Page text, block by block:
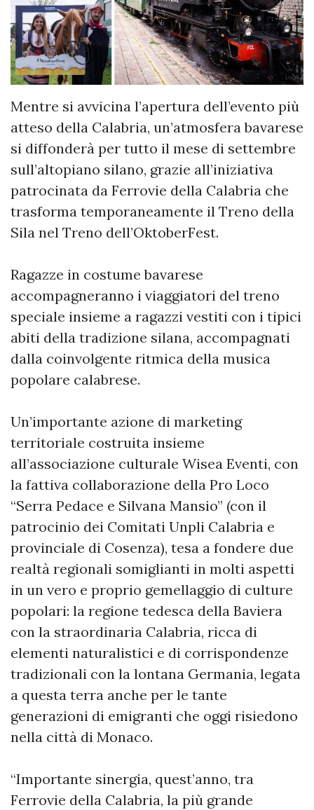
Mentre si avvicina l’apertura dell’evento più
atteso della Calabria, un’atmosfera bavarese
si diffonderà per tutto il mese di settembre
sull’altopiano silano, grazie all’iniziativa
patrocinata da Ferrovie della Calabria che
trasforma temporaneamente il Treno della
Sila nel Treno dell’OktoberFest.
Ragazze in costume bavarese
accompagneranno i viaggiatori del treno
speciale insieme a ragazzi vestiti con i tipici
abiti della tradizione silana, accompagnati
dalla coinvolgente ritmica della musica
popolare calabrese.
Un’importante azione di marketing
territoriale costruita insieme
all’associazione culturale Wisea Eventi, con
la fattiva collaborazione della Pro Loco
“Serra Pedace e Silvana Mansio” (con il
patrocinio dei Comitati Unpli Calabria e
provinciale di Cosenza), tesa a fondere due
realtà regionali somiglianti in molti aspetti
in un vero e proprio gemellaggio di culture
popolari: la regione tedesca della Baviera
con la straordinaria Calabria, ricca di
elementi naturalistici e di corrispondenze
tradizionali con la lontana Germania, legata
a questa terra anche per le tante
generazioni di emigranti che oggi risiedono
nella città di Monaco.
“Importante sinergia, quest’anno, tra
Ferrovie della Calabria, la più grande